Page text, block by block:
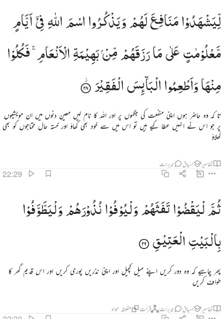
ليشهدوا منافع لهم ويذكروا اسم الله في ايام معلومات على ما رزقهم من بهيمة الانعام فكلوا منها واطعموا البايس
لِّيَشْهَدُوا۟ مَنَـٰفِعَ لَهُمْ وَيَذْكُرُوا۟ ٱسْمَ ٱللَّهِ فِىٓ أَيَّامٍۢ مَّعْلُومَـٰتٍ عَلَىٰ مَا رَزَقَهُم مِّنۢ بَهِيمَةِ ٱلْأَنْعَـٰمِ
لِّیَشْهَدُوْامَنَافِعَلَهُمْوَیَذْكُرُوااسْمَاللّٰهِفِیْۤاَیَّامٍ
مَّعْلُوْمٰتٍعَلٰیمَارَزَقَهُمْمِّنْبَهِیْمَةِالْاَنْعَامِ ۚ فَكُلُوْا
مِنْهَاوَاَطْعِمُواالْبَآىِٕسَالْفَقِیْرَ
تا کہ وہ حاضر ہوں اپنی منفعت کی جگہوں پر اور اللہ کا نام لیں معین دنوں میں ان مویشیوں
پر جو اس نے انہیں عطا کیے ہیں تو اس میں سے خود بھی کھاؤ اور خستہ حال محتاجوں کو بھی
کھلاؤ
تفاسیر اسباق تدبرات
22:29
ثم ليقضوا تفثهم وليوفوا نذورهم وليطوفوا بالبيت العتيق ٢٩
ثُمَّ لْيَقْضُوا۟ تَفَثَهُمْ وَلْيُوفُوا۟ نُذُورَهُمْ وَلْيَطَّوَّفُوا۟ بِٱلْبَيْتِ ٱلْعَتِيقِ ٢٩
ثُمَّلْیَقْضُوْاتَفَثَهُمْوَلْیُوْفُوْانُذُوْرَهُمْوَلْیَطَّوَّفُوْا
بِالْبَیْتِالْعَتِیْقِ
پھر چاہیے کہ وہ دور کریں اپنے میل کچیل اور اپنی نذریں پوری کریں اور اس قدیم گھر کا
طواف کریں
تفاسیر اسباق تدبرات قرأت متعلقہ مواد